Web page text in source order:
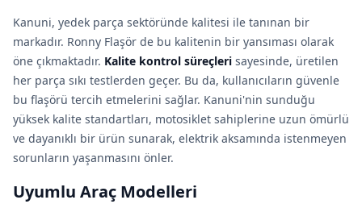
Kanuni, yedek parça sektöründe kalitesi ile tanınan bir
markadır. Ronny Flaşör de bu kalitenin bir yansıması olarak
öne çıkmaktadır. Kalite kontrol süreçleri sayesinde, üretilen
her parça sıkı testlerden geçer. Bu da, kullanıcıların güvenle
bu flaşörü tercih etmelerini sağlar. Kanuni'nin sunduğu
yüksek kalite standartları, motosiklet sahiplerine uzun ömürlü
ve dayanıklı bir ürün sunarak, elektrik aksamında istenmeyen
sorunların yaşanmasını önler.
Uyumlu Araç Modelleri